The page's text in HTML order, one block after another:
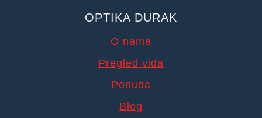
OPTIKA DURAK
O nama
Pregled vida
Ponuda
Blog